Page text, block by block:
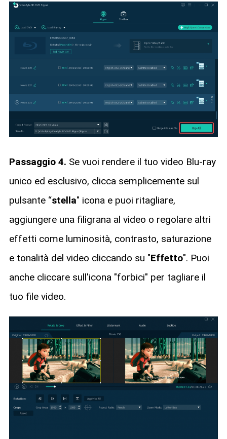
Passaggio 4. Se vuoi rendere il tuo video Blu-ray
unico ed esclusivo, clicca semplicemente sul
pulsante “stella" icona e puoi ritagliare,
aggiungere una filigrana al video o regolare altri
effetti come luminosità, contrasto, saturazione
e tonalità del video cliccando su "Effetto". Puoi
anche cliccare sull'icona "forbici" per tagliare il
tuo file video.